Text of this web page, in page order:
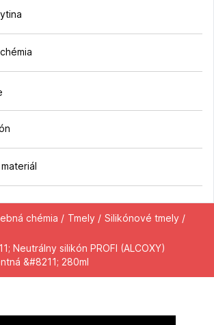
chémia / Tmely / Silikónové tmely /
Neutrálny silikón PROFI (ALCOXY)
&#8211; 280ml